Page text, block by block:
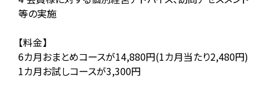
等の実施
【料金】
6カ月おまとめコースが14,880円(1カ月当たり2,480円)
1カ月お試しコースが3,300円